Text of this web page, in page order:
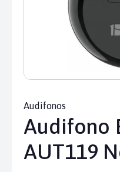
Audifonos
Audifono
AUT119